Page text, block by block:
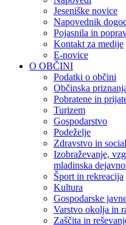
Jeseniške novice
Napovednik
Pojasnila in
Kontakt za medije
E-novice
O OBČINI
Podatki o občini
Občinska
Pobratene in
Turizem
Gospodarstvo
Podeželje
Zdravstvo in
Izobraževanje,
mladinska
Šport in rekreacija
Kultura
Gospodarske
Varstvo okolja in
Zaščita in